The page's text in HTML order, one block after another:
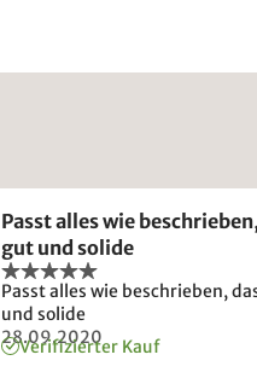
Passt alles wie
gut und solide
Passt alles wie beschrieben,
und solide
28.09.2020
Verifizierter Kauf